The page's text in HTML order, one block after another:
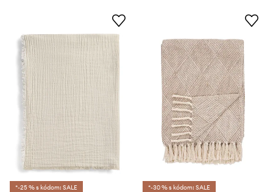
*-25 % s kódom: SALE *-30 % s kódom: SALE